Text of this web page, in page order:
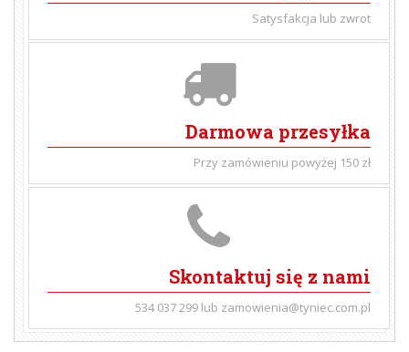
Satysfakcja lub zwrot
Darmowa przesyłka
Przy zamówieniu powyżej 150 zł
Skontaktuj się z nami
534 037 299 lub zamowienia@tyniec.com.pl